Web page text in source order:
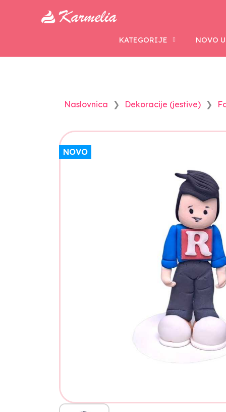
KATEGORIJE NOVO
Naslovnica Dekoracije (jestive)
NOVO